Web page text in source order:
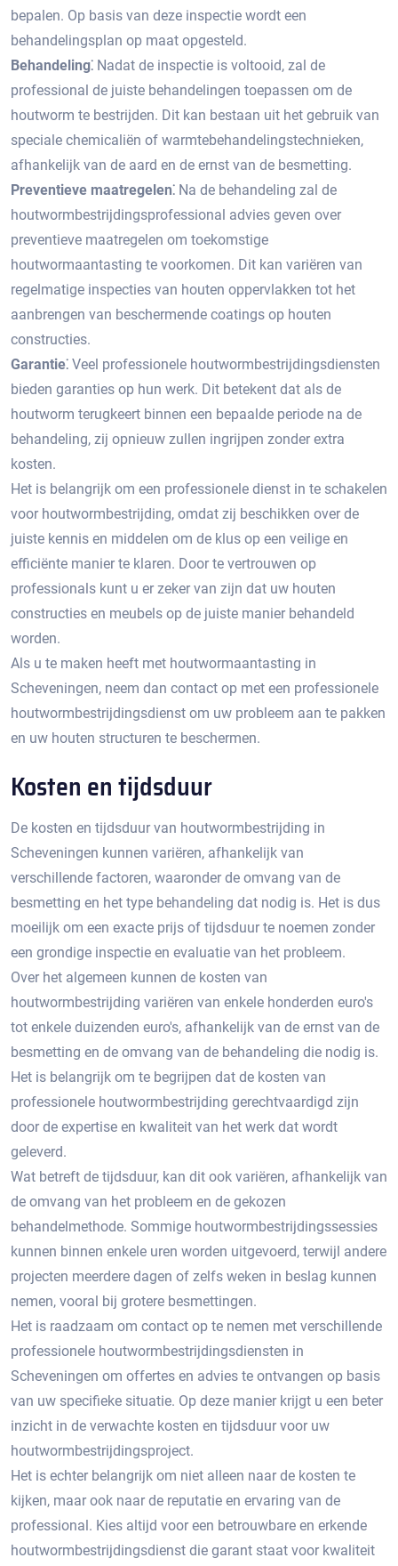
bepalen.​ Op basis van deze inspectie wordt een
behandelingsplan op maat opgesteld.​
Behandeling⁚ Nadat de inspectie is voltooid, zal de
professional de juiste behandelingen toepassen om de
houtworm te bestrijden.​ Dit kan bestaan uit het gebruik van
speciale chemicaliën of warmtebehandelingstechnieken,
afhankelijk van de aard en de ernst van de besmetting.​
Preventieve maatregelen⁚ Na de behandeling zal de
houtwormbestrijdingsprofessional advies geven over
preventieve maatregelen om toekomstige
houtwormaantasting te voorkomen.​ Dit kan variëren van
regelmatige inspecties van houten oppervlakken tot het
aanbrengen van beschermende coatings op houten
constructies.​
Garantie⁚ Veel professionele houtwormbestrijdingsdiensten
bieden garanties op hun werk.​ Dit betekent dat als de
houtworm terugkeert binnen een bepaalde periode na de
behandeling, zij opnieuw zullen ingrijpen zonder extra
kosten.​
Het is belangrijk om een professionele dienst in te schakelen
voor houtwormbestrijding, omdat zij beschikken over de
juiste kennis en middelen om de klus op een veilige en
efficiënte manier te klaren.​ Door te vertrouwen op
professionals kunt u er zeker van zijn dat uw houten
constructies en meubels op de juiste manier behandeld
worden.​
Als u te maken heeft met houtwormaantasting in
Scheveningen, neem dan contact op met een professionele
houtwormbestrijdingsdienst om uw probleem aan te pakken
en uw houten structuren te beschermen.​
Kosten en tijdsduur
De kosten en tijdsduur van houtwormbestrijding in
Scheveningen kunnen variëren, afhankelijk van
verschillende factoren, waaronder de omvang van de
besmetting en het type behandeling dat nodig is.​ Het is dus
moeilijk om een exacte prijs of tijdsduur te noemen zonder
een grondige inspectie en evaluatie van het probleem.​
Over het algemeen kunnen de kosten van
houtwormbestrijding variëren van enkele honderden euro's
tot enkele duizenden euro's, afhankelijk van de ernst van de
besmetting en de omvang van de behandeling die nodig is.​
Het is belangrijk om te begrijpen dat de kosten van
professionele houtwormbestrijding gerechtvaardigd zijn
door de expertise en kwaliteit van het werk dat wordt
geleverd.​
Wat betreft de tijdsduur, kan dit ook variëren, afhankelijk van
de omvang van het probleem en de gekozen
behandelmethode.​ Sommige houtwormbestrijdingssessies
kunnen binnen enkele uren worden uitgevoerd, terwijl andere
projecten meerdere dagen of zelfs weken in beslag kunnen
nemen, vooral bij grotere besmettingen.​
Het is raadzaam om contact op te nemen met verschillende
professionele houtwormbestrijdingsdiensten in
Scheveningen om offertes en advies te ontvangen op basis
van uw specifieke situatie.​ Op deze manier krijgt u een beter
inzicht in de verwachte kosten en tijdsduur voor uw
houtwormbestrijdingsproject.​
Het is echter belangrijk om niet alleen naar de kosten te
kijken, maar ook naar de reputatie en ervaring van de
professional. Kies altijd voor een betrouwbare en erkende
houtwormbestrijdingsdienst die garant staat voor kwaliteit